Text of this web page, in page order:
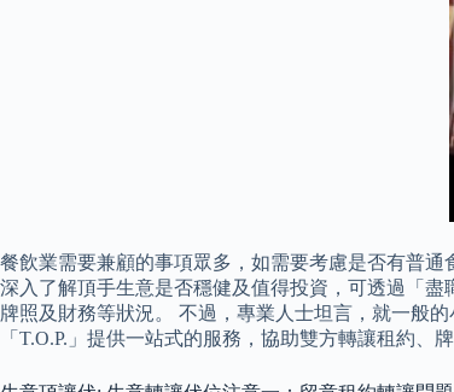
餐飲業需要兼顧的事項眾多，如需要考慮是否有普
深入了解頂手生意是否穩健及值得投資，可透過「盡
牌照及財務等狀況。 不過，專業人士坦言，就一般
「T.O.P.」提供一站式的服務，協助雙方轉讓租約